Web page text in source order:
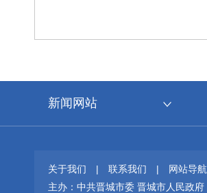
新闻网站
关于我们 | 联系我们 | 网站导航
主办：中共晋城市委 晋城市人民政府